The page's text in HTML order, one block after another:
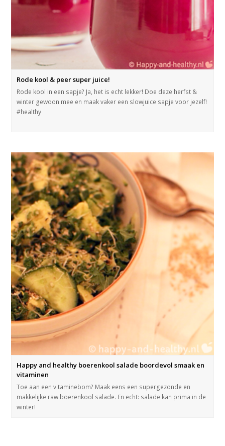
Rode kool & peer super juice!
Rode kool in een sapje? Ja, het is echt lekker! Doe deze herfst &
winter gewoon mee en maak vaker een slowjuice sapje voor jezelf!
#healthy
Happy and healthy boerenkool salade boordevol smaak en
vitaminen
Toe aan een vitaminebom? Maak eens een supergezonde en
makkelijke raw boerenkool salade. En echt: salade kan prima in de
winter!